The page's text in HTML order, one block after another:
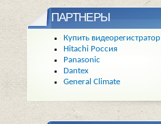
ПАРТНЕРЫ
Купить видеорегистратор
Hitachi Россия
Panasonic
Dantex
General Climate